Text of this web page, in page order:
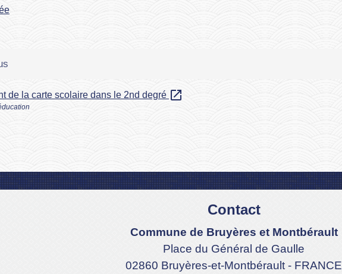
de la carte scolaire dans le 2nd degré open_in_new
Contact
Commune de Bruyères et Montbérault
Place du Général de Gaulle
02860 Bruyères-et-Montbérault - FRANCE